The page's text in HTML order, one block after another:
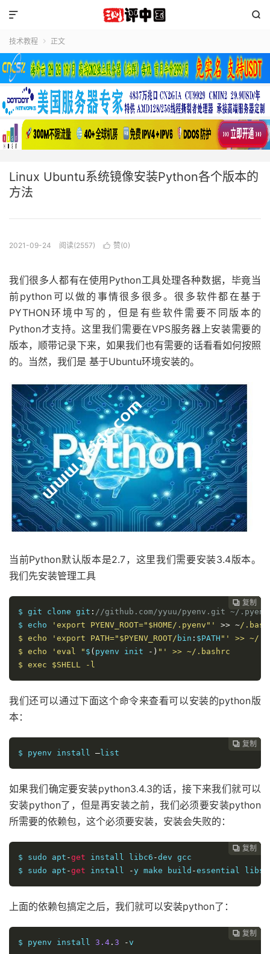


技术教程  正文
Linux Ubuntu系统镜像安装Python各个版本的
方法
2021-09-24 阅读(2557)  赞(0)
我们很多人都有在使用Python工具处理各种数据，毕竟当
前python可以做的事情很多很多。很多软件都在基于
PYTHON环境中写的，但是有些软件需要不同版本的
Python才支持。这里我们需要在VPS服务器上安装需要的
版本，顺带记录下来，如果我们也有需要的话看看如何按照
的。当然，我们是 基于Ubuntu环境安装的。
当前Python默认版本是2.7，这里我们需要安装3.4版本。
我们先安装管理工具
 复制
 复制
 复制
 复制
 复制
 复制
 复制
 复制
 复制
 复制
$ git clone git : //github.com/yyuu/pyenv.git ~/.pyenv
$ echo
'export PYENV_ROOT="$HOME/.pyenv"' >> ~/
$ echo 'export PATH="$PYENV_ROOT/ bin : $PATH "' >> ~/
$ echo 'eval " $ ( pyenv init -) "' >> ~/.bashrc
$ exec $SHELL -l
我们还可以通过下面这个命令来查看可以安装的python版
本：
 复制
 复制
 复制
 复制
 复制
 复制
 复制
 复制
 复制
$ pyenv install – list
如果我们确定要安装python3.4.3的话，接下来我们就可以
安装python了，但是再安装之前，我们必须要安装python
所需要的依赖包，这个必须要安装，安装会失败的：
 复制
 复制
 复制
 复制
 复制
 复制
 复制
 复制
$ sudo apt -get install libc6 -dev gcc
$ sudo apt -get install -y make build -essential
上面的依赖包搞定之后，我们就可以安装python了：
 复制
 复制
 复制
 复制
 复制
 复制
 复制
$ pyenv install 3.4 . 3 -v